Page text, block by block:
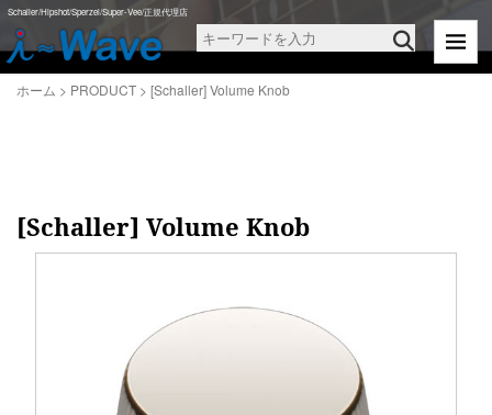
Schaller/Hipshot/Sperzel/Super-Vee/正規代理店
ホーム>PRODUCT>[Schaller] Volume Knob
ホーム > PRODUCT > [Schaller] Volume Knob
[Schaller] Volume Knob